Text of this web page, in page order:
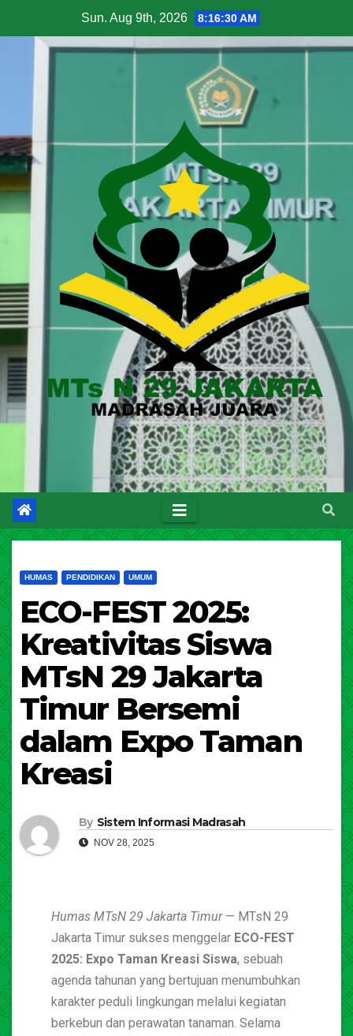
Sun. Aug 9th, 2026 8:16:31 AM
HUMAS PENDIDIKAN UMUM
ECO-FEST 2025:
Kreativitas Siswa
MTsN 29 Jakarta
Timur Bersemi
dalam Expo Taman
Kreasi
By Sistem Informasi Madrasah
NOV 28, 2025
Humas MTsN 29 Jakarta Timur— MTsN 29
Jakarta Timur sukses menggelar ECO-FEST
2025: Expo Taman Kreasi Siswa, sebuah
agenda tahunan yang bertujuan menumbuhkan
karakter peduli lingkungan melalui kegiatan
berkebun dan perawatan tanaman. Selama